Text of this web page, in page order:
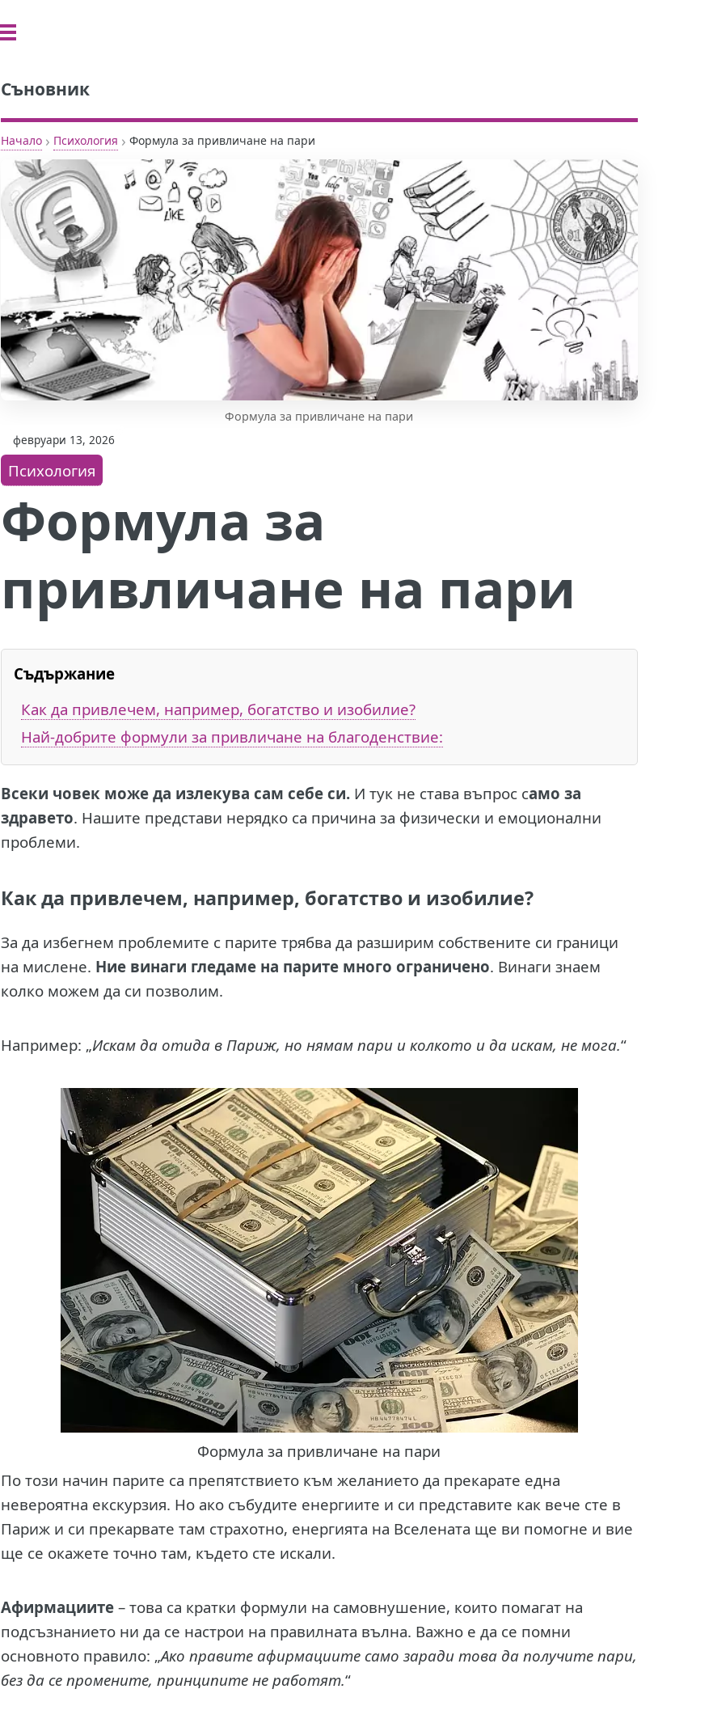
Съновник
Начало › Психология › Формула за привличане на пари
Формула за привличане на пари
февруари 13, 2026
Психология
Формула за
привличане на пари
Съдържание
Как да привлечем, например, богатство и изобилие?
Най-добрите формули за привличане на благоденствие:
Всеки човек може да излекува сам себе си.И тук не става въпрос само за
здравето. Нашите представи нерядко са причина за физически и емоционални
проблеми.
Как да привлечем, например, богатство и изобилие?
За да избегнем проблемите с парите трябва да разширим собствените си граници
на мислене. Ние винаги гледаме на парите много ограничено. Винаги знаем
колко можем да си позволим.
Например: „Искам да отида в Париж, но нямам пари и колкото и да искам, не мога.“
Формула за привличане на пари
По този начин парите са препятствието към желанието да прекарате една
невероятна екскурзия. Но ако събудите енергиите и си представите как вече сте в
Париж и си прекарвате там страхотно, енергията на Вселената ще ви помогне и вие
ще се окажете точно там, където сте искали.
Афирмациите– това са кратки формули на самовнушение, които помагат на
подсъзнанието ни да се настрои на правилната вълна. Важно е да се помни
основното правило: „Ако правите афирмациите само заради това да получите пари,
без да се промените, принципите не работят.“